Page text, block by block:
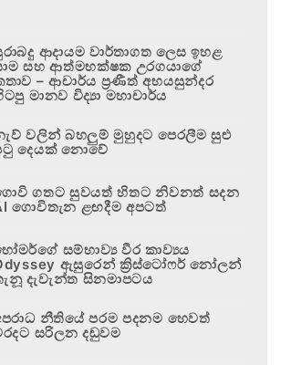
ආදායම වාර්තාගත ලෙස ඉහළ
සහ ආත්මභක්ෂක උරගයාගේ
– ආචාර්ය ප්‍රණීත් අභයසුන්දර
මානව විද්‍යා මහාචාර්ය
වලින් බහලුම් මුහුදට පෙරලීම සුළු
දෙයක් නොවේ
ගතට සුවයත් හිතට නිවනත් සදන
ගොවිතැන ළඟදීම අපටත්
සම්භාව්‍ය වීර කාව්‍යය
ඇසුරෙන් ක්‍රිස්ටෝෆර් නෝලන්
දැවැන්ත සිනමාපටය
නීතියේ පරම පදනම හෙවත්
සරිලන දඬුවම